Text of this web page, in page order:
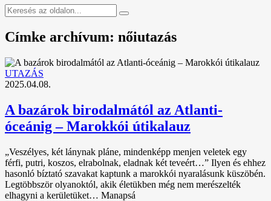
Címke archívum: nőiutazás
UTAZÁS
2025.04.08.
A bazárok birodalmától az Atlanti-
óceánig – Marokkói útikalauz
„Veszélyes, két lánynak pláne, mindenképp menjen veletek egy
férfi, putri, koszos, elrabolnak, eladnak két teveért…” Ilyen és ehhez
hasonló bíztató szavakat kaptunk a marokkói nyaralásunk küszöbén.
Legtöbbször olyanoktól, akik életükben még nem merészelték
elhagyni a kerületüket… Manapsá